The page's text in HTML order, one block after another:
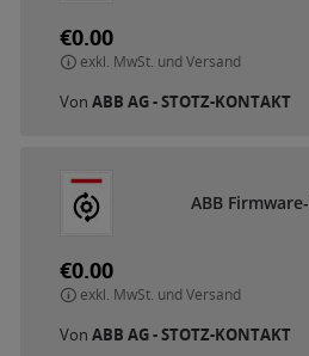
€0.00
exkl. MwSt. und Versand
Von ABB AG - STOTZ-KONTAKT
ABB Firmware-
€0.00
exkl. MwSt. und Versand
Von ABB AG - STOTZ-KONTAKT